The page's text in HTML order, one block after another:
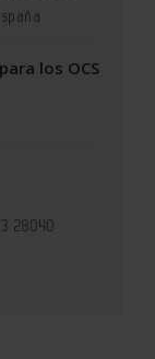
los OCS
28040